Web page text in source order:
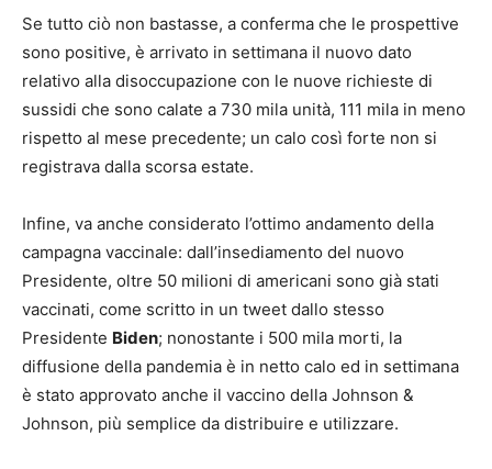
Se tutto ciò non bastasse, a conferma che le prospettive
sono positive, è arrivato in settimana il nuovo dato
relativo alla disoccupazione con le nuove richieste di
sussidi che sono calate a 730 mila unità, 111 mila in meno
rispetto al mese precedente; un calo così forte non si
registrava dalla scorsa estate.
Infine, va anche considerato l’ottimo andamento della
campagna vaccinale: dall’insediamento del nuovo
Presidente, oltre 50 milioni di americani sono già stati
vaccinati, come scritto in un tweet dallo stesso
Presidente Biden; nonostante i 500 mila morti, la
diffusione della pandemia è in netto calo ed in settimana
è stato approvato anche il vaccino della Johnson &
Johnson, più semplice da distribuire e utilizzare.